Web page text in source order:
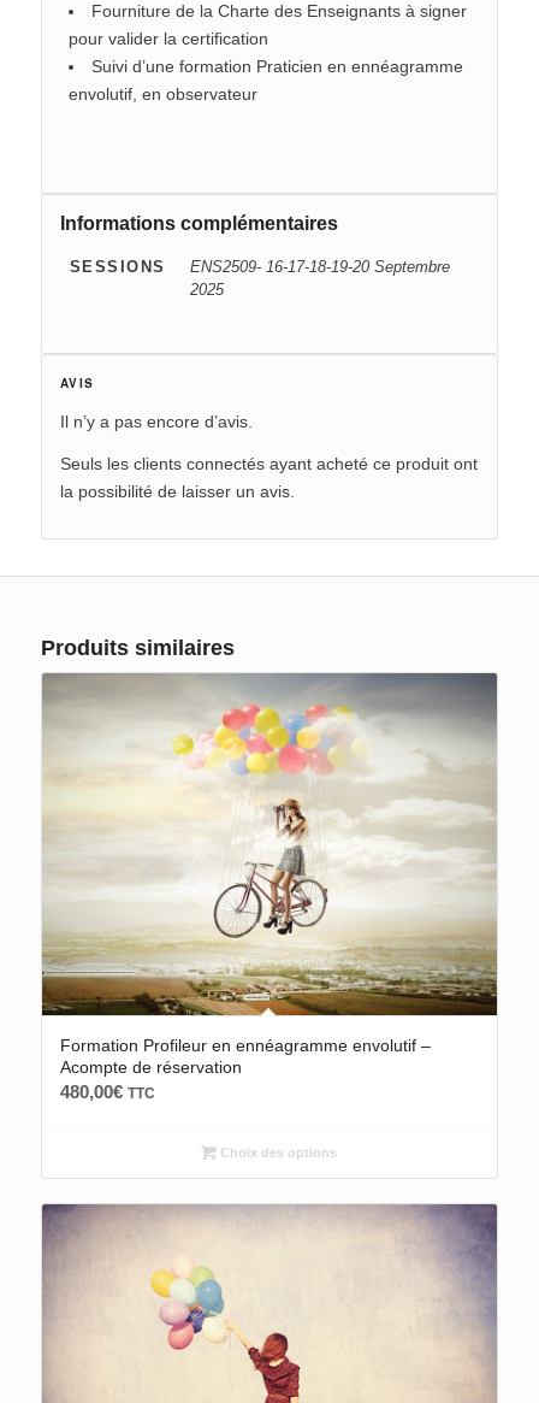
Fourniture de la Charte des Enseignants à signer
pour valider la certification
Suivi d’une formation Praticien en ennéagramme
envolutif, en observateur
Informations complémentaires
SESSIONS
ENS2509- 16-17-18-19-20 Septembre
2025
AVIS
Il n’y a pas encore d’avis.
Seuls les clients connectés ayant acheté ce produit ont
la possibilité de laisser un avis.
Produits similaires
Formation Profileur en ennéagramme envolutif –
Acompte de réservation
480,00€ TTC
Choix des options